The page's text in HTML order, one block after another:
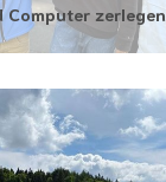
zerlegen